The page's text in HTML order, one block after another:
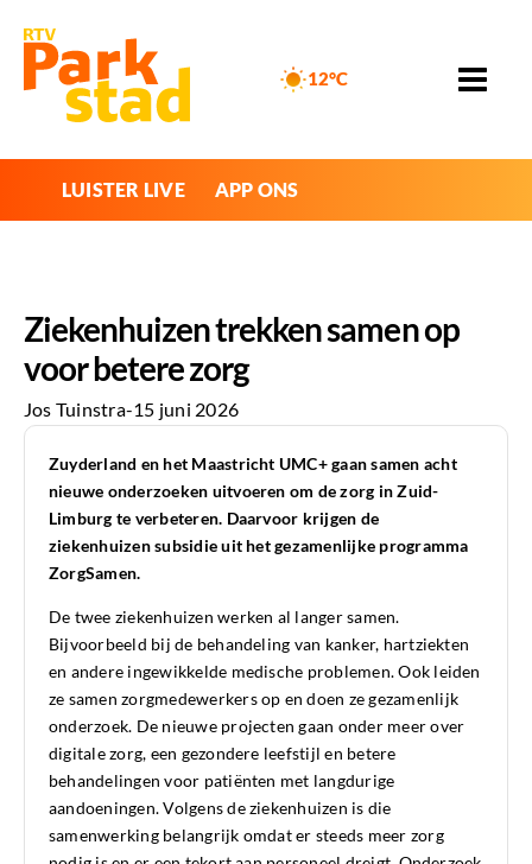
12°C
LUISTER LIVE APP ONS
Ziekenhuizen trekken samen op
voor betere zorg
Jos Tuinstra-15 juni 2026
Zuyderland en het Maastricht UMC+ gaan samen acht
nieuwe onderzoeken uitvoeren om de zorg in Zuid-
Limburg te verbeteren. Daarvoor krijgen de
ziekenhuizen subsidie uit het gezamenlijke programma
ZorgSamen.
De twee ziekenhuizen werken al langer samen.
Bijvoorbeeld bij de behandeling van kanker, hartziekten
en andere ingewikkelde medische problemen. Ook leiden
ze samen zorgmedewerkers op en doen ze gezamenlijk
onderzoek. De nieuwe projecten gaan onder meer over
digitale zorg, een gezondere leefstijl en betere
behandelingen voor patiënten met langdurige
aandoeningen. Volgens de ziekenhuizen is die
samenwerking belangrijk omdat er steeds meer zorg